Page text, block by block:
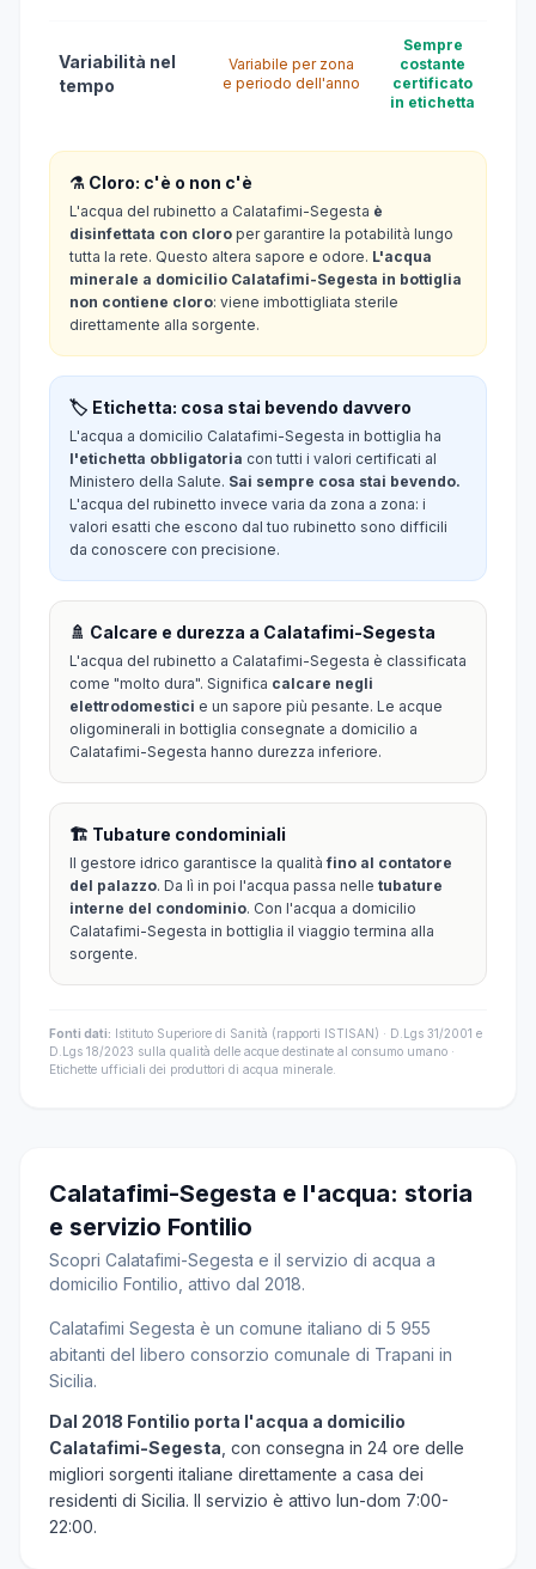
Variabilità nel
tempo
Variabile per zona
e periodo dell'anno
Sempre
costante
certificato
in etichetta
⚗️ Cloro: c'è o non c'è
L'acqua del rubinetto a Calatafimi-Segesta è
disinfettata con cloro per garantire la potabilità lungo
tutta la rete. Questo altera sapore e odore. L'acqua
minerale a domicilio Calatafimi-Segesta in bottiglia
non contiene cloro: viene imbottigliata sterile
direttamente alla sorgente.
🏷️ Etichetta: cosa stai bevendo davvero
L'acqua a domicilio Calatafimi-Segesta in bottiglia ha
l'etichetta obbligatoria con tutti i valori certificati al
Ministero della Salute. Sai sempre cosa stai bevendo.
L'acqua del rubinetto invece varia da zona a zona: i
valori esatti che escono dal tuo rubinetto sono difficili
da conoscere con precisione.
🚿 Calcare e durezza a Calatafimi-Segesta
L'acqua del rubinetto a Calatafimi-Segesta è classificata
come "molto dura". Significa calcare negli
elettrodomestici e un sapore più pesante. Le acque
oligominerali in bottiglia consegnate a domicilio a
Calatafimi-Segesta hanno durezza inferiore.
🏗️ Tubature condominiali
Il gestore idrico garantisce la qualitàfino al contatore
del palazzo. Da lì in poi l'acqua passa nelle tubature
interne del condominio. Con l'acqua a domicilio
Calatafimi-Segesta in bottiglia il viaggio termina alla
sorgente.
Fonti dati: Istituto Superiore di Sanità (rapporti ISTISAN) · D.Lgs 31/2001 e
D.Lgs 18/2023 sulla qualità delle acque destinate al consumo umano ·
Etichette ufficiali dei produttori di acqua minerale.
Calatafimi-Segesta e l'acqua: storia
e servizio Fontilio
Scopri Calatafimi-Segesta e il servizio di acqua a
domicilio Fontilio, attivo dal 2018.
Calatafimi Segesta è un comune italiano di 5 955
abitanti del libero consorzio comunale di Trapani in
Sicilia.
Dal 2018 Fontilio porta l'acqua a domicilio
Calatafimi-Segesta , con consegna in 24 ore delle
migliori sorgenti italiane direttamente a casa dei
residenti di Sicilia. Il servizio è attivo lun-dom 7:00-
22:00.